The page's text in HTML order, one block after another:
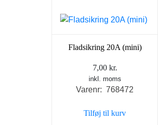
Fladsikring 20A (mini)
7,00 kr.
inkl. moms
Varenr: 768472
Tilføj til kurv